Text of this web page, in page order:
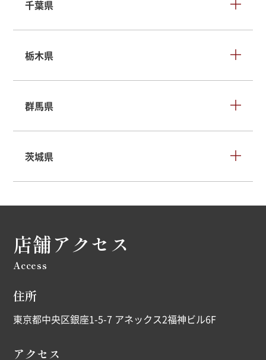
千葉県
栃木県
群馬県
茨城県
店舗アクセス
Access
住所
東京都中央区銀座1-5-7 アネックス2福神ビル6F
アクセス